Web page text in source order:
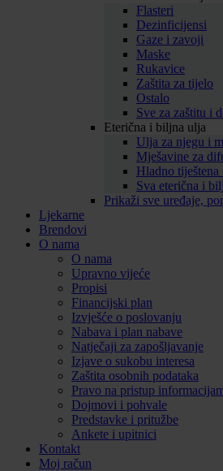
Flasteri
Dezinficijensi
Gaze i zavoji
Maske
Rukavice
Zaštita za tijelo
Ostalo
Sve za zaštitu i
Eterična i biljna ulja
Ulja za njegu i
Mješavine za
Hladno tiještena
Sva eterična i
Prikaži sve uređaje,
Ljekarne
Brendovi
O nama
O nama
Upravno vijeće
Propisi
Financijski plan
Izvješće o poslovanju
Nabava i plan nabave
Natječaji za zapošljavanje
Izjave o sukobu interesa
Zaštita osobnih podataka
Pravo na pristup
Dojmovi i pohvale
Predstavke i pritužbe
Ankete i upitnici
Kontakt
Moj račun